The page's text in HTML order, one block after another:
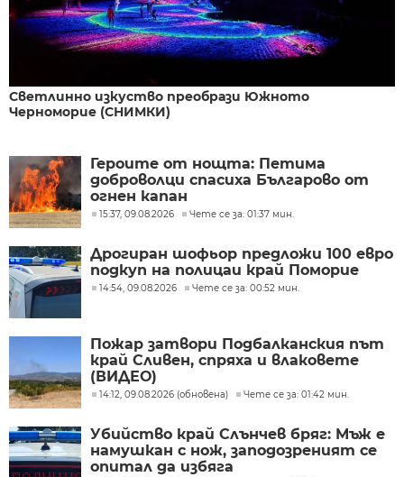
Светлинно изкуство преобрази Южното
Черноморие (СНИМКИ)
Героите от нощта: Петима
доброволци спасиха Българово от
огнен капан
15:37, 09.08.2026 Чете се за: 01:37 мин.
Дрогиран шофьор предложи 100 евро
подкуп на полицаи край Поморие
14:54, 09.08.2026 Чете се за: 00:52 мин.
Пожар затвори Подбалканския път
край Сливен, спряха и влаковете
(ВИДЕО)
14:12, 09.08.2026 (обновена) Чете се за: 01:42 мин.
Убийство край Слънчев бряг: Мъж е
намушкан с нож, заподозреният се
опитал да избяга